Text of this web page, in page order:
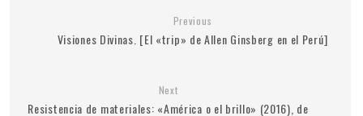
Previous
Visiones Divinas. [El «trip» de Allen Ginsberg en el Perú]
Next
Resistencia de materiales: «América o el brillo» (2016), de